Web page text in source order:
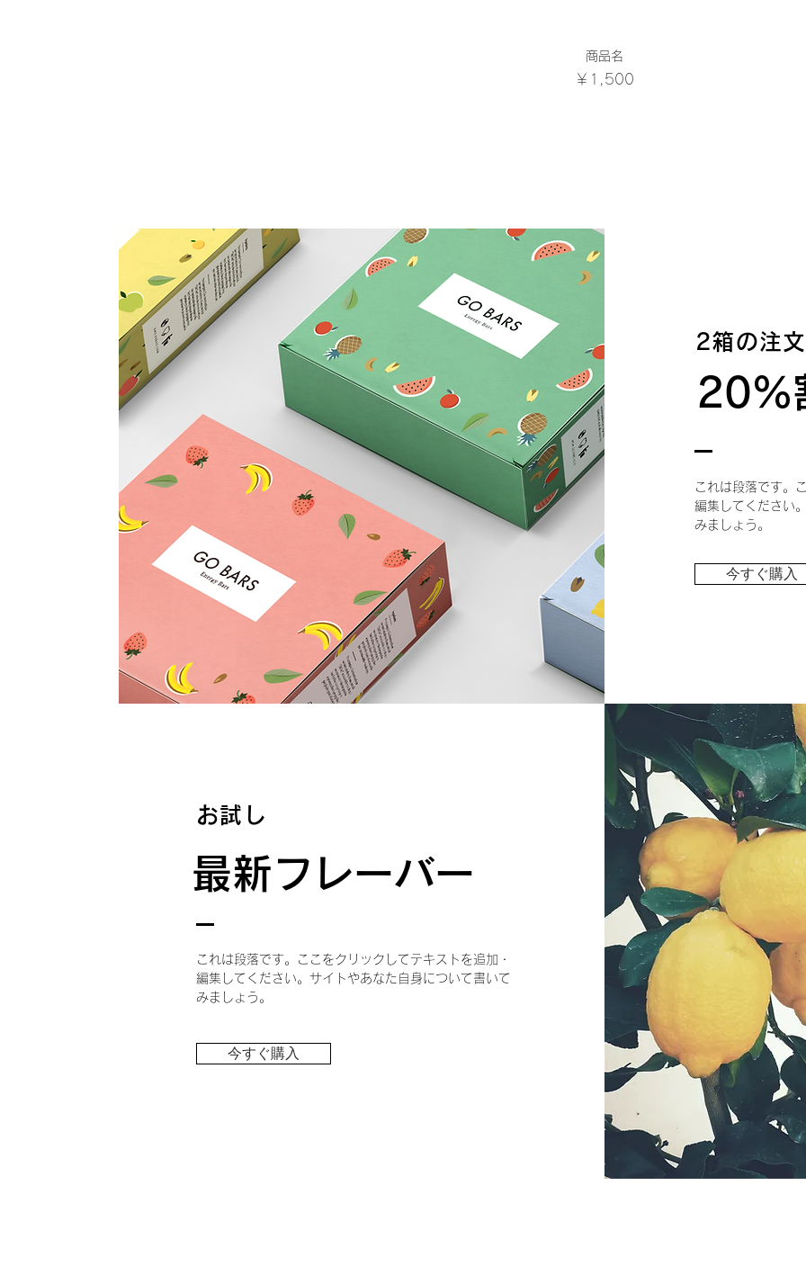
クイックビュー
商品名
価格
￥1,500
2箱の注文
20%
これは段落です。
編集してください
みましょう。
今すぐ購入
お試し
最新フレーバー
これは段落です。ここをクリックしてテキストを追加・
編集してください。サイトやあなた自身について書いて
みましょう。
今すぐ購入